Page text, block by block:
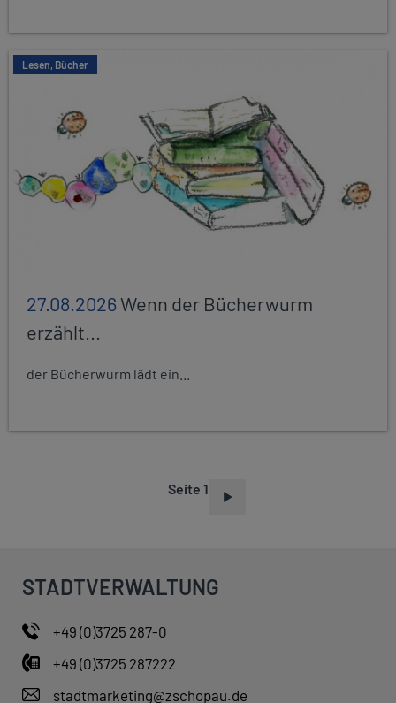
Lesen, Bücher
27.08.2026Wenn der Bücherwurm
erzählt...
der Bücherwurm lädt ein...
Seite 1
STADTVERWALTUNG
+49 (0)3725 287-0
+49 (0)3725 287222
stadtmarketing@zschopau.de